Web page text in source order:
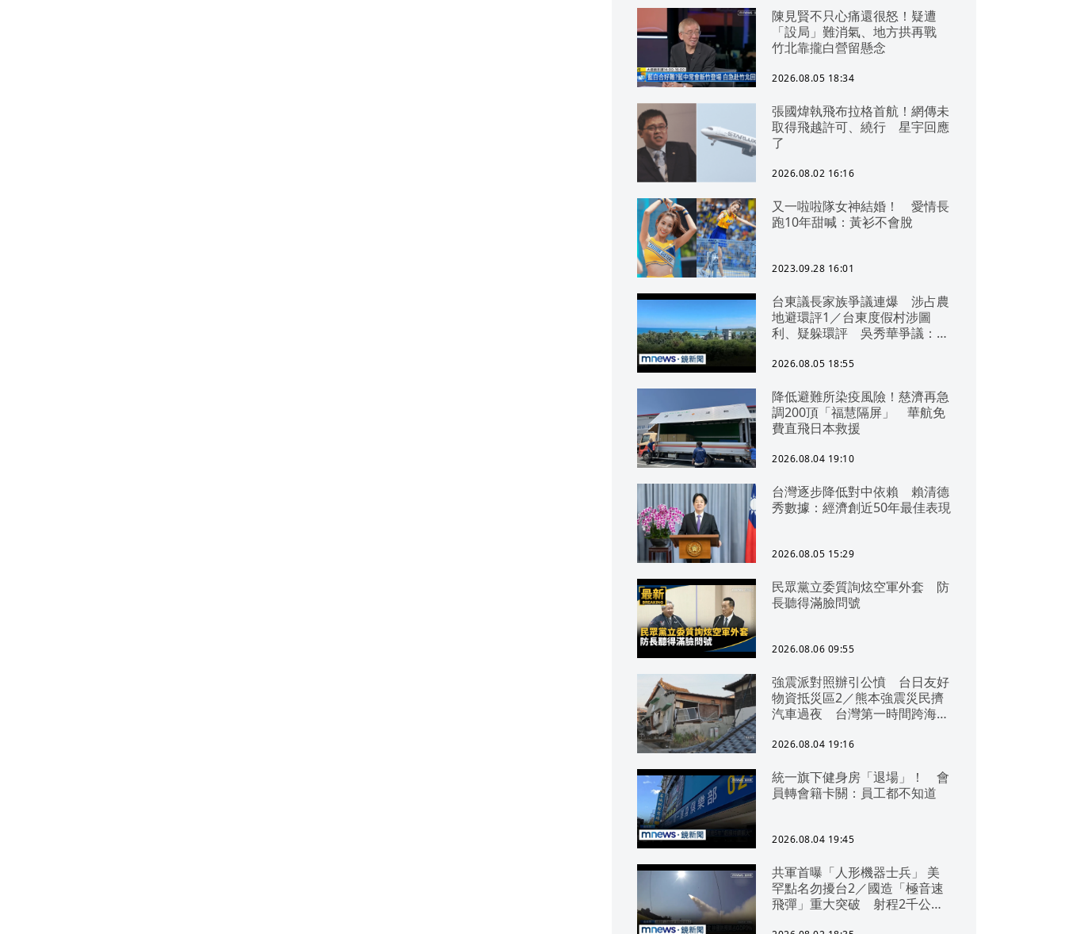
陳見賢不只心痛還很怒！疑遭
「設局」難消氣、地方拱再戰
竹北靠攏白營留懸念
2026.08.05 18:34
張國煒執飛布拉格首航！網傳未
取得飛越許可、繞行 星宇回應
了
2026.08.02 16:16
又一啦啦隊女神結婚！ 愛情長
跑10年甜喊：黃衫不會脫
2023.09.28 16:01
台東議長家族爭議連爆 涉占農
地避環評1／台東度假村涉圖
利、疑躲環評 吳秀華爭議：概
2026.08.05 18:55
降低避難所染疫風險！慈濟再急
調200頂「福慧隔屏」 華航免
費直飛日本救援
2026.08.04 19:10
台灣逐步降低對中依賴 賴清德
秀數據：經濟創近50年最佳表現
2026.08.05 15:29
民眾黨立委質詢炫空軍外套 防
長聽得滿臉問號
2026.08.06 09:55
強震派對照辦引公憤 台日友好
物資抵災區2／熊本強震災民擠
汽車過夜 台灣第一時間跨海急
2026.08.04 19:16
統一旗下健身房「退場」！ 會
員轉會籍卡關：員工都不知道
2026.08.04 19:45
共軍首曝「人形機器士兵」 美
罕點名勿擾台2／國造「極音速
飛彈」重大突破 射程2千公里